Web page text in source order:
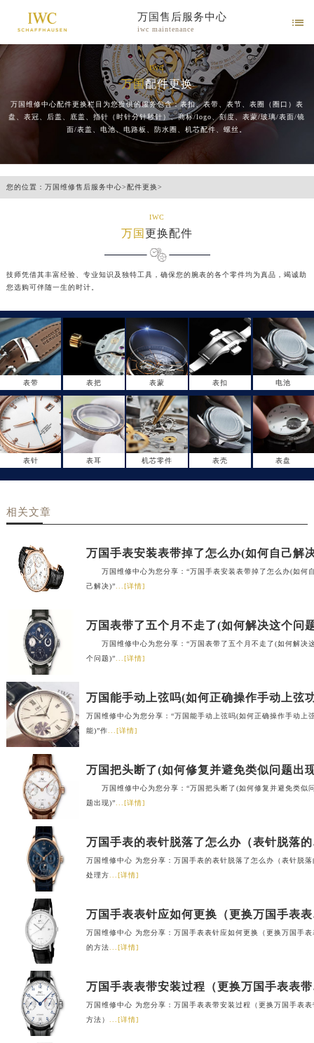
万国售后服务中心
iwc maintenance

IWC
万国配件更换
万国维修中心配件更换栏目为您提供的服务包含：表扣、表带、表节、表圈（圈口）表
盘、表冠、后盖、底盖、指针（时针分针秒针）、商标/logo、刻度、表蒙/玻璃/表面/镜
面/表盖、电池、电路板、防水圈、机芯配件、螺丝。
您的位置： 万国维修售后服务中心>配件更换>
IWC
万国 更换配件
技师凭借其丰富经验、专业知识及独特工具，确保您的腕表的各个零件均为真品，竭诚助
您选购可伴随一生的时计。
表带 表把 表蒙 表扣 电池
表针 表耳 机芯零件 表壳 表盘
相关文章
万国手表安装表带掉了怎么办(如何自己解
万国维修中心为您分享：“万国手表安装表带掉了怎么办(如何
己解决)” ...[详情]
万国表带了五个月不走了(如何解决这个问
万国维修中心为您分享：“万国表带了五个月不走了(如何解决
个问题)” ...[详情]
万国维修中心为您分享：“万国能手动上弦吗(如何正确操作手动上
能)”作 ...[详情]
万国把头断了(如何修复并避免类似问题出
万国维修中心为您分享：“万国把头断了(如何修复并避免类似
题出现)” ...[详情]
万
万国维修中心 为您分享：万国手表的表针脱落了怎么办（表针脱落
处理方 ...[详情]
万
万国维修中心 为您分享：万国手表表针应如何更换（更换万国手表
的方法 ...[详情]
万
万国维修中心 为您分享：万国手表表带安装过程（更换万国手表表
方法）
...[详情]